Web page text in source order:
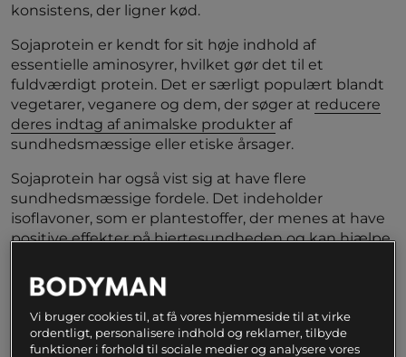
konsistens, der ligner kød.
Sojaprotein er kendt for sit høje indhold af
essentielle aminosyrer, hvilket gør det til et
fuldværdigt protein. Det er særligt populært blandt
vegetarer, veganere og dem, der søger at reducere
deres indtag af animalske produkter af
sundhedsmæssige eller etiske årsager.
Sojaprotein har også vist sig at have flere
sundhedsmæssige fordele. Det indeholder
isoflavoner, som er plantestoffer, der menes at have
positive effekter på hjertesundheden og kan hjælpe
har soja også været genstand for debat og forskning,
specielt i forhold til dens indhold af phytoøstrogener,
som nogle undersøgelser antyder kan påvirke
hormonbalancen.
Vi bruger cookies til, at få vores hjemmeside til at virke
ordentligt, personalisere indhold og reklamer, tilbyde
funktioner i forhold til sociale medier og analysere vores